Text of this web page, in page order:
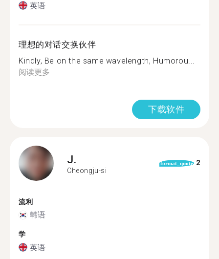
英语
理想的对话交换伙伴
Kindly, Be on the same wavelength, Humorou...
阅读更多
下载软件
J.
Cheongju-si
format_quote 2
流利
韩语
学
英语